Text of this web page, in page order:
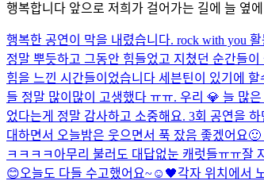
행복합니다 앞으로 저희가 걸어가는 길에 늘 옆
행복한 공연이 막을 내렸습니다. rock with you
정말 뿌듯하고 그동안 힘들었고 지쳤던 순간들
힘을 느낀 시간들이었습니다 세븐틴이 있기에
들 정말 많이많이 고생했다 ㅠㅠ. 우리 💎 늘 많
었다는게 정말 감사하고 소중해요. 3회 공연을
대하면서 오늘밤은 웃으면서 푹 잤음 좋겠어요
ㅋㅋㅋㅋ 아무리 불러도 대답없눈 캐럿들ㅠㅠ잘
😊오늘도 다들 수고했어요~☺️ 🖤각자 위치에서